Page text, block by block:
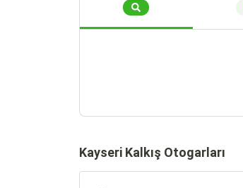
Kayseri Kalkış Otogarları